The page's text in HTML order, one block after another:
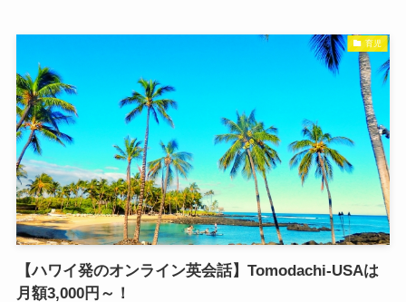
育児
【ハワイ発のオンライン英会話】Tomodachi-USAは
月額3,000円～！